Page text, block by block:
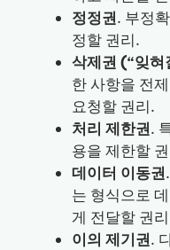
정정권. 부정
정할 권리.
삭제권 (“잊혀
한 사항을 전
요청할 권리.
처리 제한권.
용을 제한할
데이터 이동권
는 형식으로
게 전달할 권
이의 제기권.